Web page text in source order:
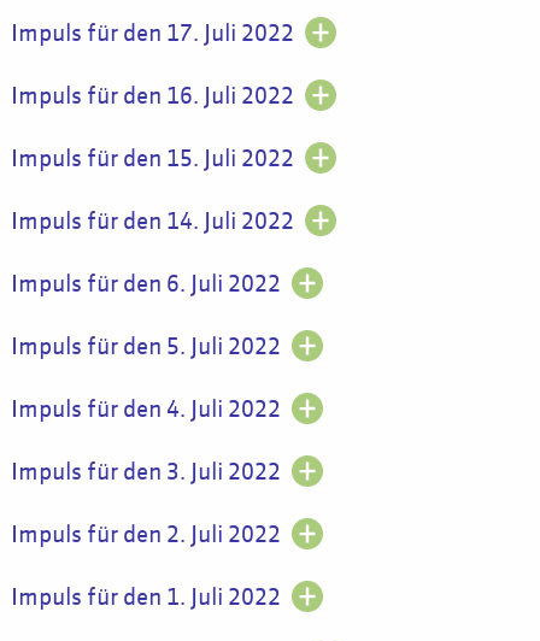
Impuls für den 17. Juli 2022
Impuls für den 16. Juli 2022
Impuls für den 15. Juli 2022
Impuls für den 14. Juli 2022
Impuls für den 6. Juli 2022
Impuls für den 5. Juli 2022
Impuls für den 4. Juli 2022
Impuls für den 3. Juli 2022
Impuls für den 2. Juli 2022
Impuls für den 1. Juli 2022